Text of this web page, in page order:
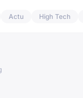
Actu High Tech